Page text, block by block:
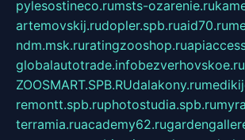
pylesostineco.rumsts-ozarenie.ru
artemovskij.rudopler.spb.ruaid70.ru
ndm.msk.ruratingzooshop.ru
globalautotrade.infobezverhovskoe.ru
ZOOSMART.SPB.RUdalakony.ru
remontt.spb.ruphotostudia.spb.ru
terramia.ruacademy62.ru